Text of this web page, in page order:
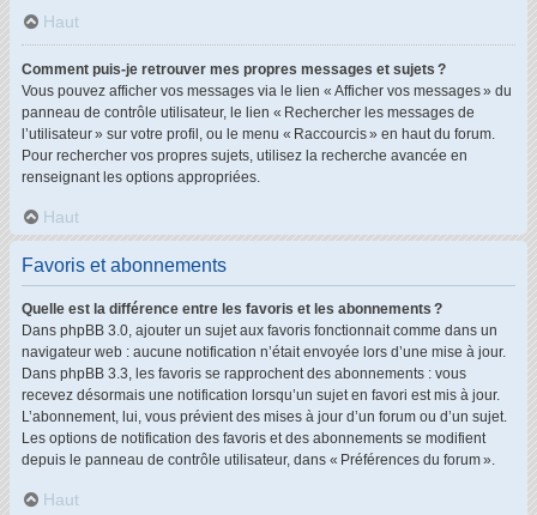
Haut
Comment puis-je retrouver mes propres messages et sujets ?
Vous pouvez afficher vos messages via le lien « Afficher vos messages » du
panneau de contrôle utilisateur, le lien « Rechercher les messages de
l’utilisateur » sur votre profil, ou le menu « Raccourcis » en haut du forum.
Pour rechercher vos propres sujets, utilisez la recherche avancée en
renseignant les options appropriées.
Haut
Favoris et abonnements
Quelle est la différence entre les favoris et les abonnements ?
Dans phpBB 3.0, ajouter un sujet aux favoris fonctionnait comme dans un
navigateur web : aucune notification n’était envoyée lors d’une mise à jour.
Dans phpBB 3.3, les favoris se rapprochent des abonnements : vous
recevez désormais une notification lorsqu’un sujet en favori est mis à jour.
L’abonnement, lui, vous prévient des mises à jour d’un forum ou d’un sujet.
Les options de notification des favoris et des abonnements se modifient
depuis le panneau de contrôle utilisateur, dans « Préférences du forum ».
Haut